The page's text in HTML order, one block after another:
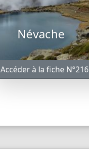
Névache
Accéder à la fiche N°216